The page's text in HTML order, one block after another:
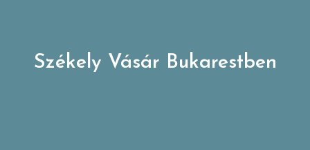
Székely Vásár Bukarestben